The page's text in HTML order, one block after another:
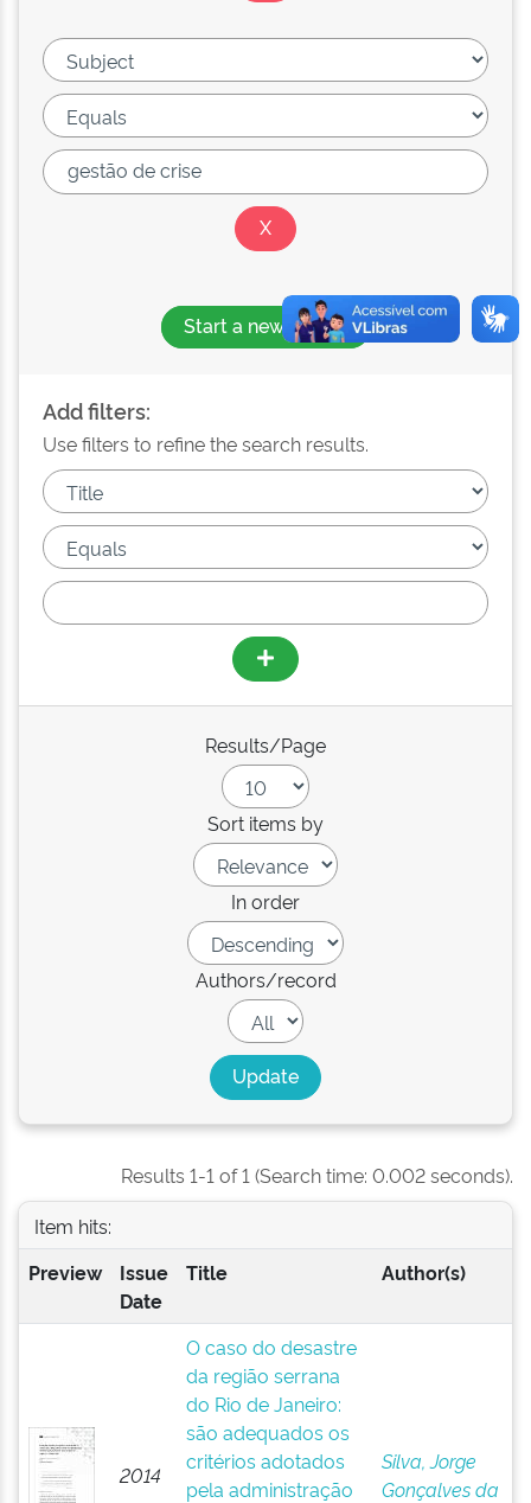
Start a new search
Add filters:
Use filters to refine the search results.
Results/Page
Sort items by
In order
Authors/record
Results 1-1 of 1 (Search time: 0.002 seconds).
Item hits:
Preview
Issue
Date
Title Author(s)
2014
O caso do desastre
da região serrana
do Rio de Janeiro:
são adequados os
critérios adotados
pela administração
Silva, Jorge
Gonçalves da